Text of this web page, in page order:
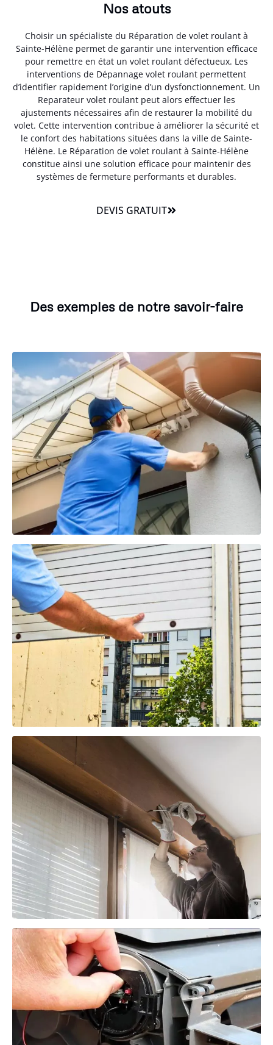
Nos atouts
Choisir un spécialiste du Réparation de volet roulant à
Sainte-Hélène permet de garantir une intervention efficace
pour remettre en état un volet roulant défectueux. Les
interventions de Dépannage volet roulant permettent
d’identifier rapidement l’origine d’un dysfonctionnement. Un
Reparateur volet roulant peut alors effectuer les
ajustements nécessaires afin de restaurer la mobilité du
volet. Cette intervention contribue à améliorer la sécurité et
le confort des habitations situées dans la ville de Sainte-
Hélène. Le Réparation de volet roulant à Sainte-Hélène
constitue ainsi une solution efficace pour maintenir des
systèmes de fermeture performants et durables.
DEVIS GRATUIT
Des exemples de notre savoir-faire